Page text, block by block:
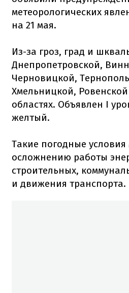
метеорологических
на 21 мая.
Из-за гроз, град и
Днепропетровской,
Черновицкой,
Хмельницкой,
областях. Объявлен I
желтый.
Такие погодные условия
осложнению работы
строительных,
и движения транспорта.